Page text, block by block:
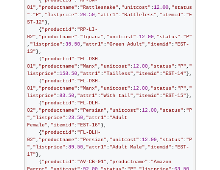
01", "productname" : "Rattlesnake", "unitcost" :12.00, "status
" : "P", "listprice" :26.50, "attr1" : "Rattleless", "itemid" : "E
ST-12"},
    {
"productid" : "RP-LI-
02", "productname" : "Iguana", "unitcost" :12.00, "status" : "P"
, "listprice" :35.50, "attr1" : "Green Adult", "itemid" : "EST-
13"},
    {
"productid" : "FL-DSH-
01", "productname" : "Manx", "unitcost" :12.00, "status" : "P", "
listprice" :158.50, "attr1" : "Tailless", "itemid" : "EST-14"},
    {
"productid" : "FL-DSH-
01", "productname" : "Manx", "unitcost" :12.00, "status" : "P", "
listprice" :83.50, "attr1" : "With tail", "itemid" : "EST-15"},
    {
"productid" : "FL-DLH-
02", "productname" : "Persian", "unitcost" :12.00, "status" : "P
", "listprice" :23.50, "attr1" : "Adult
Female", "itemid" : "EST-16"},
    {
"productid" : "FL-DLH-
02", "productname" : "Persian", "unitcost" :12.00, "status" : "P
", "listprice" :89.50, "attr1" : "Adult Male", "itemid" : "EST-
17"},
    {
"productid" : "AV-CB-01", "productname" : "Amazon